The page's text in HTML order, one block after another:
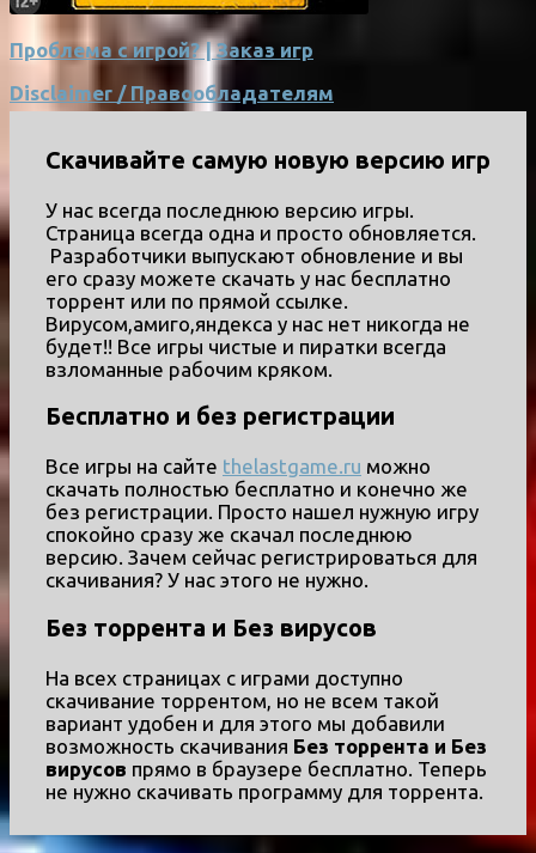
Проблема с игрой? | Заказ игр
Disclaimer / Правообладателям
Скачивайте самую новую версию игр
У нас всегда последнюю версию игры.
Страница всегда одна и просто обновляется.
Разработчики выпускают обновление и вы
его сразу можете скачать у нас бесплатно
торрент или по прямой ссылке.
Вирусом,амиго,яндекса у нас нет никогда не
будет!! Все игры чистые и пиратки всегда
взломанные рабочим кряком.
Бесплатно и без регистрации
Все игры на сайте thelastgame.ru можно
скачать полностью бесплатно и конечно же
без регистрации. Просто нашел нужную игру
спокойно сразу же скачал последнюю
версию. Зачем сейчас регистрироваться для
скачивания? У нас этого не нужно.
Без торрента и Без вирусов
На всех страницах с играми доступно
скачивание торрентом, но не всем такой
вариант удобен и для этого мы добавили
возможность скачивания Без торрента и Без
вирусов прямо в браузере бесплатно. Теперь
не нужно скачивать программу для торрента.